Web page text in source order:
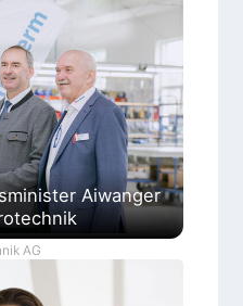
Aiwanger
AG